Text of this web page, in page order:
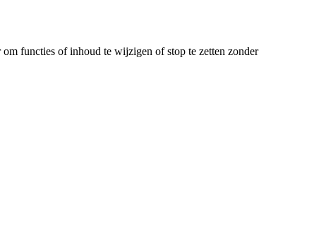
functies of inhoud te wijzigen of stop te zetten zonder